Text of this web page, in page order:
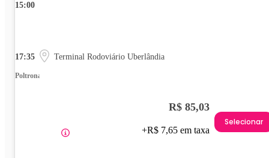
15:00
17:35 Terminal Rodoviário Uberlândia
Poltrona
R$ 85,03
+R$ 7,65 em taxa
Selecionar